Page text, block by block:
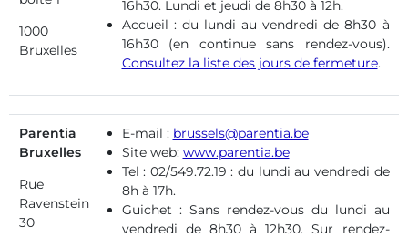
1000
Bruxelles
16h30. Lundi et jeudi de 8h30 à 12h.
Accueil : du lundi au vendredi de 8h30 à
16h30 (en continue sans rendez-vous).
Consultez la liste des jours de fermeture.
Parentia
Bruxelles
Rue
Ravenstein
30
E-mail : brussels@parentia.be
Site web: www.parentia.be
Tel : 02/549.72.19 : du lundi au vendredi de
8h à 17h.
Guichet : Sans rendez-vous du lundi au
vendredi de 8h30 à 12h30. Sur rendez-